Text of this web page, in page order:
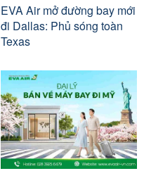
EVA Air mở đường bay mới
đi Dallas: Phủ sóng toàn
Texas